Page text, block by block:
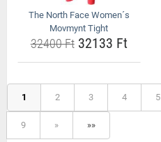
The North Face Women´s
Movmynt Tight
32400 Ft32133 Ft
1 2 3 4 5
9 » »»